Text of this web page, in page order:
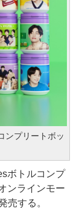
ンプリートボッ
ボトルコンプ
ンラインモー
売する。